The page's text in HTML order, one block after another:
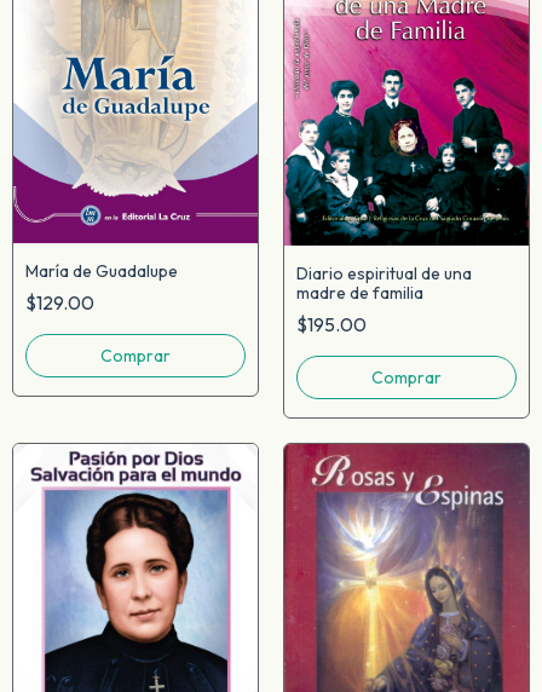
María de Guadalupe
$129.00
Diario espiritual de una
madre de familia
$195.00